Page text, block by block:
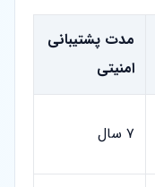
مدت پشتیبانی
امنیتی
۷ سال